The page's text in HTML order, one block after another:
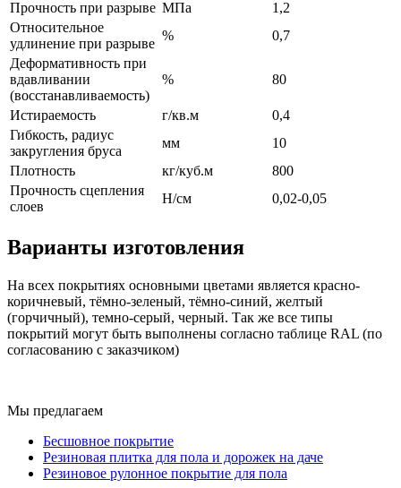
Прочность при разрыве МПа
1,2
Относительное
удлинение при разрыве
%
0,7
Деформативность при
вдавливании
(восстанавливаемость)
% 80
Истираемость г/кв.м
0,4
Гибкость, радиус
закругления бруса
мм
10
Плотность
кг/куб.м
800
Прочность сцепления
слоев
Н/см 0,02-0,05
Варианты изготовления
На всех покрытиях основными цветами является красно-
коричневый, тёмно-зеленый, тёмно-синий, желтый
(горчичный), темно-серый, черный. Так же все типы
покрытий могут быть выполнены согласно таблице RAL (по
согласованию с заказчиком)
Мы предлагаем
Бесшовное покрытие
Резиновая плитка для пола и дорожек на даче
Резиновое рулонное покрытие для пола